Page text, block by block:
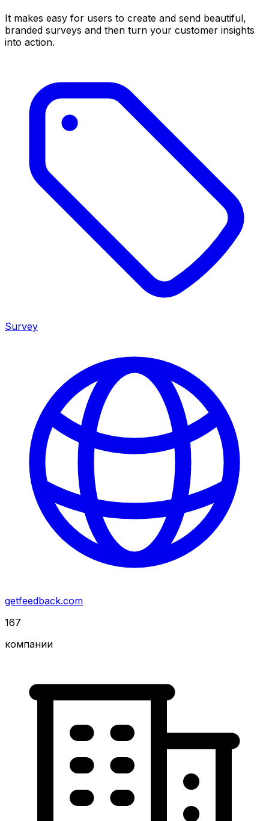
It makes easy for users to create and send beautiful,
branded surveys and then turn your customer insights
into action.
Survey
getfeedback.com
167
компании